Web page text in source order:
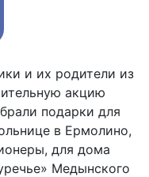
и их родители из
акцию
подарки для
в Ермолино,
для дома
Медынского